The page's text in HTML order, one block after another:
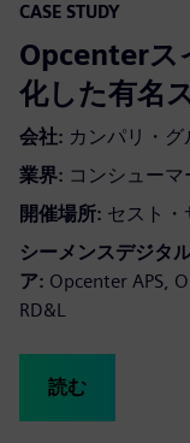
CASE STUDY
Opcenterス
化した有名
会社: カンパリ・グ
業界: コンシュー
開催場所: セスト
シーメンスデジタ
ア: Opcenter APS,
RD&L
読む